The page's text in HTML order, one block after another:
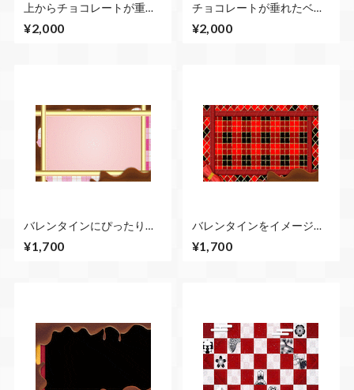
上からチョコレートが重な
めとめループ素材
¥2,000
チョコレートが垂れたベー
５セットめとめループ素材
¥2,000
バレンタインにぴったりな
クのチェック柄のベース
¥1,700
バレンタインをイメージし
ットめとめループ素材
¥1,700